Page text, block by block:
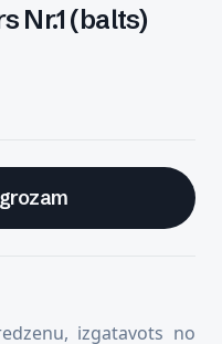
Nr.1 (balts)
izgatavots no